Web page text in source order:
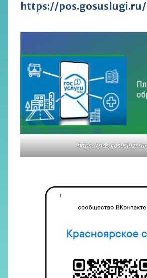
https://pos.gosuslugi.ru/
https://pos.gosuslugi.ru/